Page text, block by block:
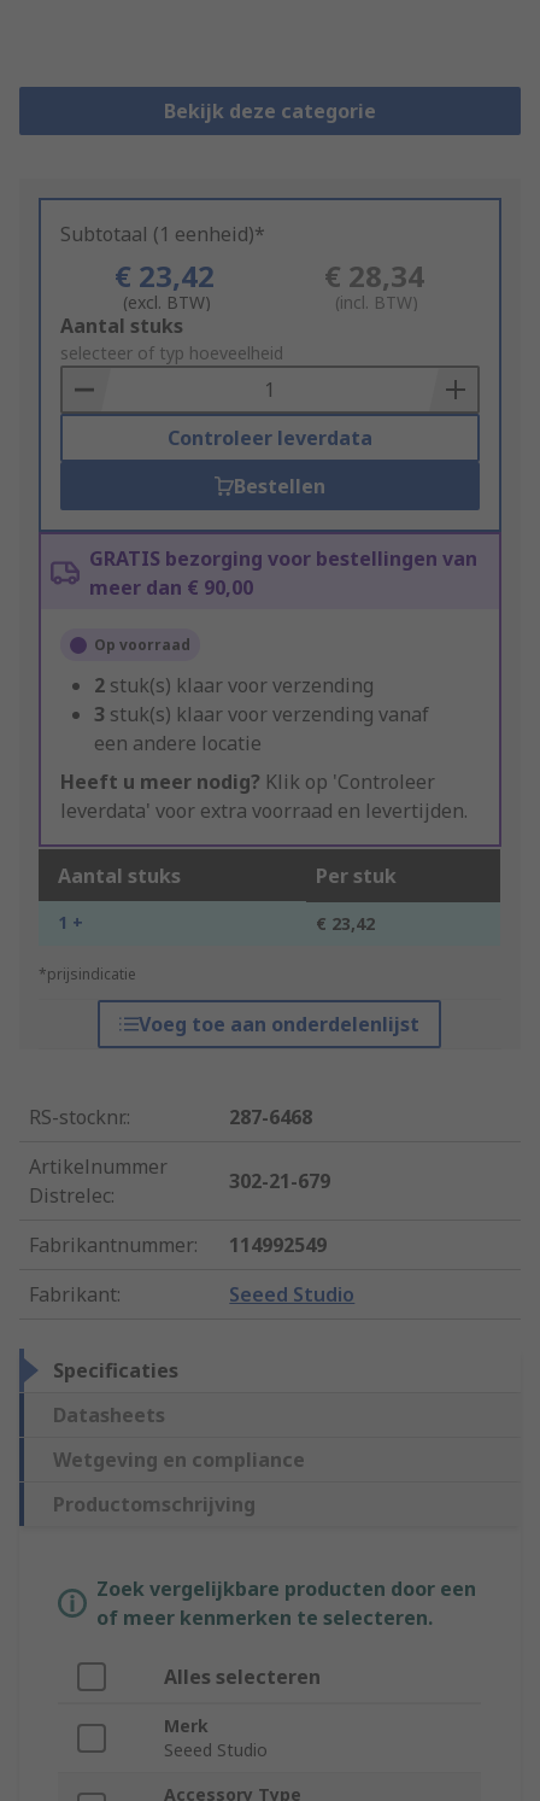
Bekijk deze categorie
Subtotaal (1 eenheid)*
€ 23,42
(excl. BTW)
€ 28,34
(incl. BTW)
Add
to
Basket
Aantal stuks
selecteer of typ hoeveelheid
Controleer leverdata
Bestellen
GRATIS bezorging voor bestellingen van
meer dan € 90,00
Op voorraad
2 stuk(s) klaar voor verzending
3 stuk(s) klaar voor verzending vanaf
een andere locatie
Heeft u meer nodig? Klik op 'Controleer
leverdata' voor extra voorraad en levertijden.
Aantal stuks Per stuk
1 + € 23,42
*prijsindicatie
Voeg toe aan onderdelenlijst
RS-stocknr.:
287-6468
Artikelnummer
Distrelec:
302-21-679
Fabrikantnummer:
114992549
Fabrikant: Seeed Studio
Specificaties
Datasheets
Wetgeving en compliance
Productomschrijving
Zoek vergelijkbare producten door een
of meer kenmerken te selecteren.
Alles selecteren
Merk
Seeed Studio
Accessory Type